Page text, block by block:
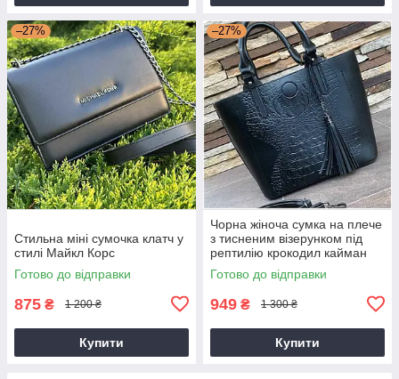
–27%
Стильна міні сумочка клатч у
стилі Майкл Корс
Готово до відправки
875 ₴ 1 200 ₴
Купити
–27%
Чорна жіноча сумка на плече
з тисненим візерунком під
рептилію крокодил кайман
Готово до відправки
949 ₴ 1 300 ₴
Купити